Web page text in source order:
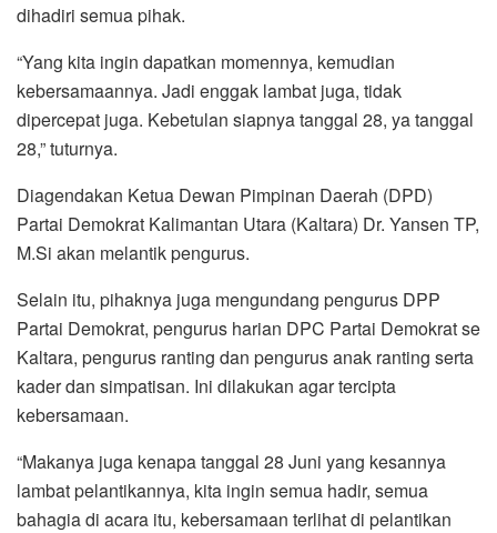
dihadiri semua pihak.
“Yang kita ingin dapatkan momennya, kemudian
kebersamaannya. Jadi enggak lambat juga, tidak
dipercepat juga. Kebetulan siapnya tanggal 28, ya tanggal
28,” tuturnya.
Diagendakan Ketua Dewan Pimpinan Daerah (DPD)
Partai Demokrat Kalimantan Utara (Kaltara) Dr. Yansen TP,
M.Si akan melantik pengurus.
Selain itu, pihaknya juga mengundang pengurus DPP
Partai Demokrat, pengurus harian DPC Partai Demokrat se
Kaltara, pengurus ranting dan pengurus anak ranting serta
kader dan simpatisan. Ini dilakukan agar tercipta
kebersamaan.
“Makanya juga kenapa tanggal 28 Juni yang kesannya
lambat pelantikannya, kita ingin semua hadir, semua
bahagia di acara itu, kebersamaan terlihat di pelantikan